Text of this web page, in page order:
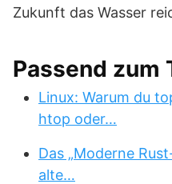
Zukunft das Wasser
Passend zum
Linux: Warum du
htop oder…
Das „Moderne
alte…